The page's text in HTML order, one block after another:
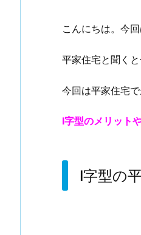
こんにちは。今
平家住宅と聞く
今回は平家住宅
I字型のメリット
I字型の